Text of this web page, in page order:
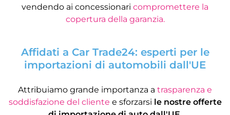
vendendo ai concessionari compromettere la
copertura della garanzia.
Affidati a Car Trade24: esperti per le
importazioni di automobili dall'UE
Attribuiamo grande importanza a trasparenza e
soddisfazione del cliente e sforzarsi le nostre offerte